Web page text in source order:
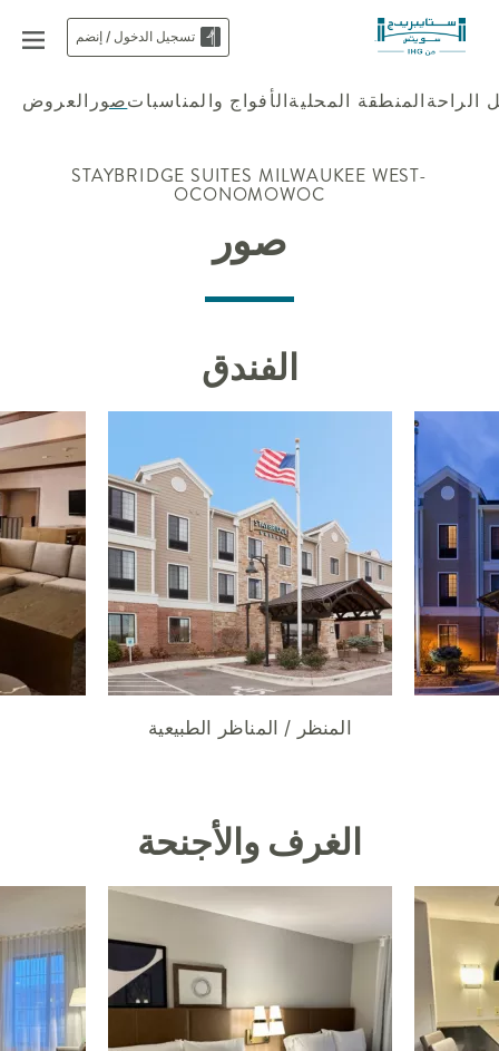
تسجيل الدخول / إنضم
الراحةالمنطقة المحليةالأفواج والمناسباتصور العروض
STAYBRIDGE SUITES MILWAUKEE WEST-
OCONOMOWOC
صور
الفندق
المنظر / المناظر الطبيعية
الغرف والأجنحة